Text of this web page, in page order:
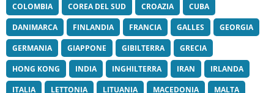
COLOMBIA
COREA DEL SUD CROAZIA
CUBA
DANIMARCA
FINLANDIA FRANCIA GALLES
GEORGIA
GERMANIA
GIAPPONE GIBILTERRA
GRECIA
HONG KONG
INDIA INGHILTERRA IRAN
IRLANDA
ITALIA
LETTONIA LITUANIA MACEDONIA
MALTA